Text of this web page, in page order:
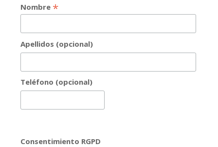
Nombre *
Apellidos (opcional)
Teléfono (opcional)
Consentimiento RGPD